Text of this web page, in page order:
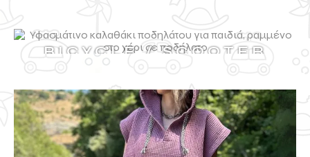
BICYCLE / SCOOTER